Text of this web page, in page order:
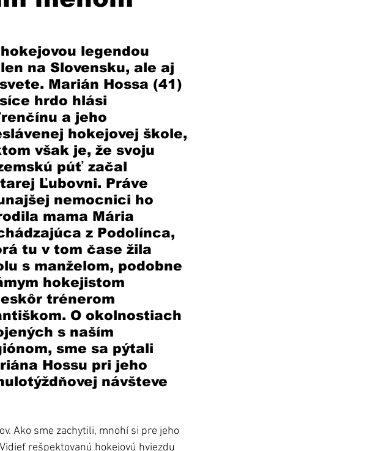
legendou
na Slovensku, ale aj
Marián Hossa (41)
hrdo hlási
a jeho
hokejovej škole,
však je, že svoju
púť začal
Ľubovni. Práve
nemocnici ho
mama Mária
z Podolínca,
tu v tom čase žila
s manželom, podobne
hokejistom
trénerom
O okolnostiach
s naším
sme sa pýtali
Hossu pri jeho
návšteve
Ako sme zachytili, mnohí si pre jeho
rešpektovanú hokejovú hviezdu